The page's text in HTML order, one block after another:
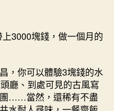
3000塊錢，做一個月的
，你可以體驗3塊錢的水
廳、到處可見的古風寫
……當然，還稀有不盡